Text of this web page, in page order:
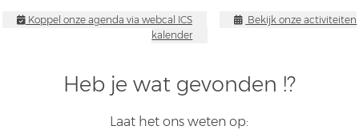
Koppel onze agenda via webcal ICS
Bekijk onze activiteiten
kalender
Heb je wat gevonden !?
Laat het ons weten op: